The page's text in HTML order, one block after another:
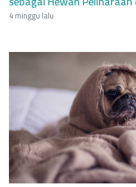
4 minggu lalu